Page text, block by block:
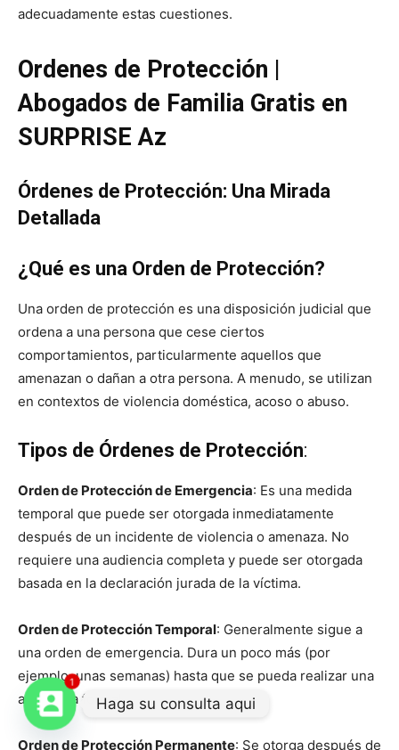
adecuadamente estas cuestiones.
Ordenes de Protección |
Abogados de Familia Gratis en
SURPRISE Az
Órdenes de Protección: Una Mirada
Detallada
¿Qué es una Orden de Protección?
Una orden de protección es una disposición judicial que
ordena a una persona que cese ciertos
comportamientos, particularmente aquellos que
amenazan o dañan a otra persona. A menudo, se utilizan
en contextos de violencia doméstica, acoso o abuso.
Tipos de Órdenes de Protección:
Orden de Protección de Emergencia: Es una medida
temporal que puede ser otorgada inmediatamente
después de un incidente de violencia o amenaza. No
requiere una audiencia completa y puede ser otorgada
basada en la declaración jurada de la víctima.
Orden de Protección Temporal: Generalmente sigue a
una orden de emergencia. Dura un poco más (por
ejemplo, unas semanas) hasta que se pueda realizar una
audiencia formal.
Orden de Protección Permanente: Se otorga después de
1
Haga su consulta aqui